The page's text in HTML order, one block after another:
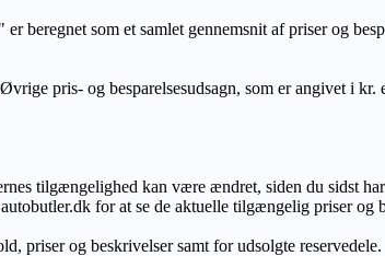
som et samlet gennemsnit af priser og
pris- og besparelsesudsagn, som er angivet i
tilgængelighed kan være ændret, siden du sidst
for at se de aktuelle tilgængelig priser og
priser og beskrivelser samt for udsolgte reservedele.